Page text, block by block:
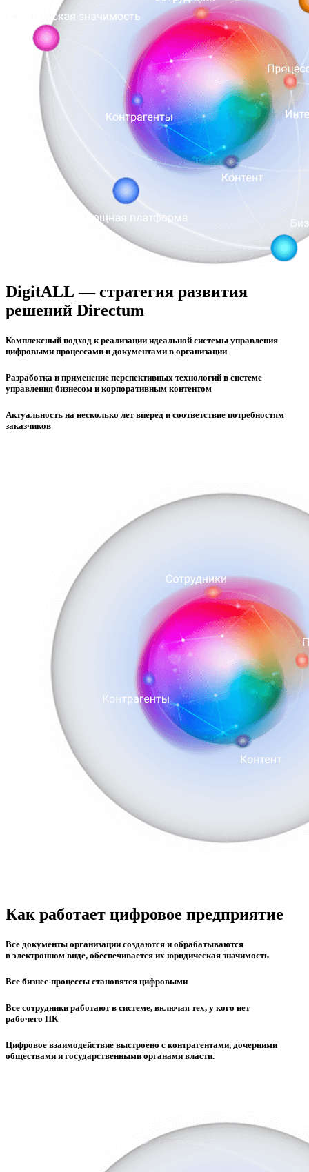
DigitALL — стратегия развития
решений Directum
Комплексный подход к реализации идеальной системы управления
цифровыми процессами и документами в организации
Разработка и применение перспективных технологий в системе
управления бизнесом и корпоративным контентом
Актуальность на несколько лет вперед и соответствие потребностям
заказчиков
Как работает цифровое предприятие
Все документы организации создаются и обрабатываются
в электронном виде, обеспечивается их юридическая значимость
Все бизнес-процессы становятся цифровыми
Все сотрудники работают в системе, включая тех, у кого нет
рабочего ПК
Цифровое взаимодействие выстроено с контрагентами, дочерними
обществами и государственными органами власти.